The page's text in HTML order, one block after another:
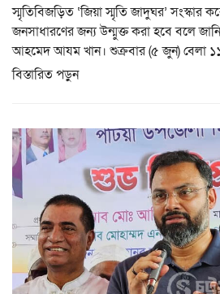
স্মৃতিবিজড়িত ‘জিয়া স্মৃতি জাদুঘর’ সংস্কার
জনসাধারণের জন্য উন্মুক্ত করা হবে বলে
আহমেদ আযম খান। শুক্রবার (৫ জুন) বেলা
বিস্তারিত পড়ুন